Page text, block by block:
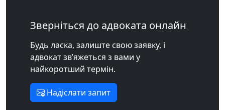
Зверніться до адвоката онлайн
Будь ласка, залиште свою заявку, і
адвокат зв’яжеться з вами у
найкоротший термін.
Надіслати запит